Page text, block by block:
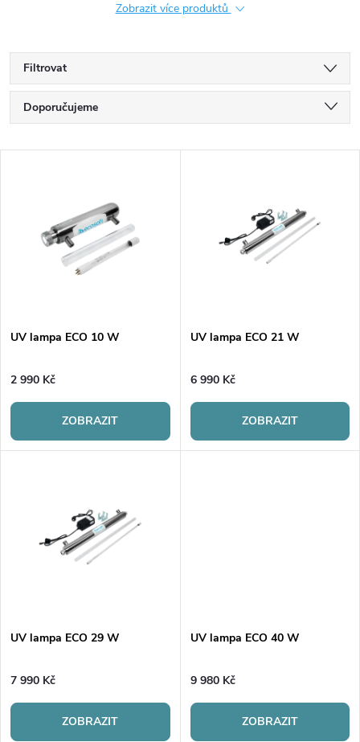
Zobrazit více produktů
Filtrovat
Ř
a
p
r
o
ů
Doporučujeme
Nejprodávanější
Abecedně
s
p
r
o
ů
UV lampa ECO 10 W
2 990 Kč
ZOBRAZIT
UV lampa ECO 21 W
6 990 Kč
ZOBRAZIT
UV lampa ECO 29 W
7 990 Kč
ZOBRAZIT
UV lampa ECO 40 W
9 980 Kč
ZOBRAZIT